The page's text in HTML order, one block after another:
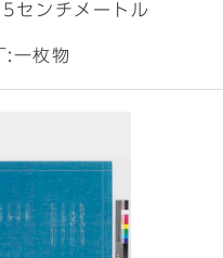
センチメートル
:一枚物